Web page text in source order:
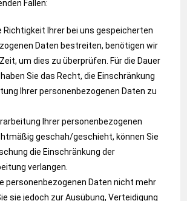
Fällen:
Richtigkeit Ihrer bei uns gespeicherten
Daten bestreiten, benötigen wir
um dies zu überprüfen. Für die Dauer
Sie das Recht, die Einschränkung
Ihrer personenbezogenen Daten zu
Ihrer personenbezogenen
geschah/geschieht, können Sie
die Einschränkung der
verlangen.
personenbezogenen Daten nicht mehr
sie jedoch zur Ausübung, Verteidigung